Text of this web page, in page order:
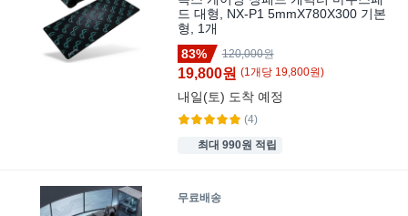
드 대형, NX-P1 5mmX780X300 기본
형, 1개
83%
120,000원
19,800원 (1개 당 19,800원)
내일(토) 도착 예정
(4)
최대 990원 적립
무료배송